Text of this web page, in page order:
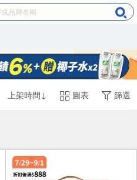
上架時間↓ 圖表 篩選